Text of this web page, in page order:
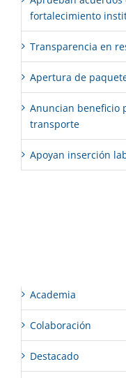
fortalecimiento
Transparencia en
Apertura de
Anuncian beneficio
transporte
Apoyan inserción
Academia
Colaboración
Destacado